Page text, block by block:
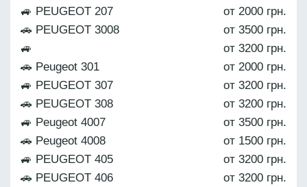
🚙 PEUGEOT 207
от 2000 грн.
🚗 PEUGEOT 3008
от 3500 грн.
🚙
от 3200 грн.
🚗 Peugeot 301
от 2000 грн.
🚙 PEUGEOT 307
от 3200 грн.
🚗 PEUGEOT 308
от 3200 грн.
🚙 Peugeot 4007
от 3500 грн.
🚗 Peugeot 4008
от 1500 грн.
🚙 PEUGEOT 405
от 3200 грн.
🚗 PEUGEOT 406
от 3200 грн.